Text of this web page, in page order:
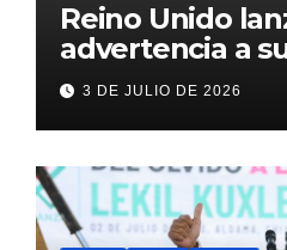
Reino Unido
advertencia a
antes del México
Inglaterra en el
3 DE JULIO DE 2026